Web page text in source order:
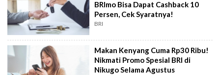
BRImo Bisa Dapat Cashback 10
Persen, Cek Syaratnya!
BRI
Makan Kenyang Cuma Rp30 Ribu!
Nikmati Promo Spesial BRI di
Nikugo Selama Agustus